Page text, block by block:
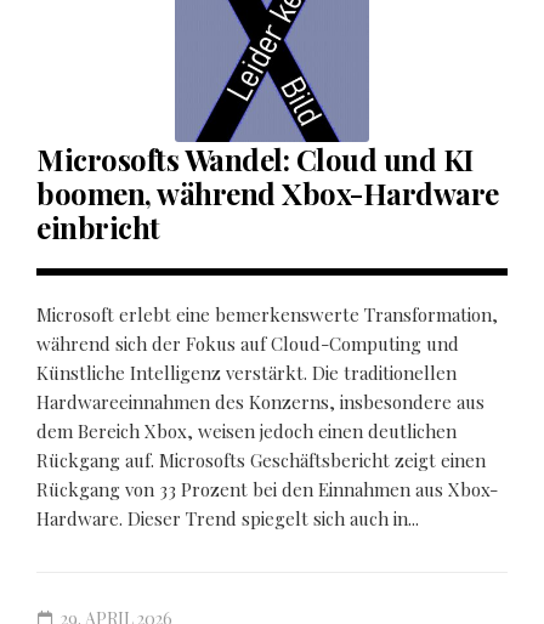
Microsofts Wandel: Cloud und KI
boomen, während Xbox-Hardware
einbricht
Microsoft erlebt eine bemerkenswerte Transformation,
während sich der Fokus auf Cloud-Computing und
Künstliche Intelligenz verstärkt. Die traditionellen
Hardwareeinnahmen des Konzerns, insbesondere aus
dem Bereich Xbox, weisen jedoch einen deutlichen
Rückgang auf. Microsofts Geschäftsbericht zeigt einen
Rückgang von 33 Prozent bei den Einnahmen aus Xbox-
Hardware. Dieser Trend spiegelt sich auch in...
29. APRIL 2026